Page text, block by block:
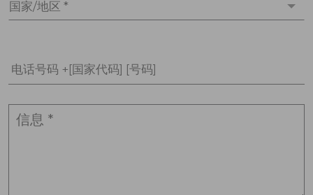
国家/地区 *
电话号码 +[国家代码] [号码]